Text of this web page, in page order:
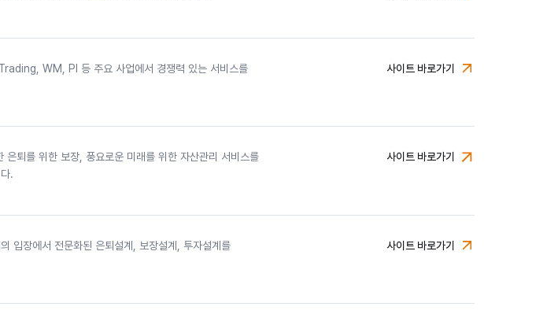
WM, PI 등 주요 사업에서 경쟁력 있는 서비스를
사이트 바로가기
퇴를 위한 보장, 풍요로운 미래를 위한 자산관리 서비스를
.
사이트 바로가기
입장에서 전문화된 은퇴설계, 보장설계, 투자설계를
사이트 바로가기